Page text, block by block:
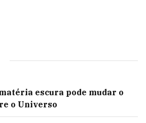
escura pode mudar o
o Universo